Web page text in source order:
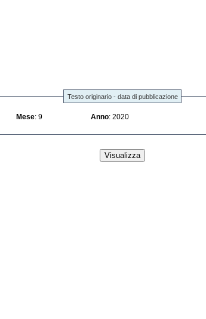
Testo originario - data di pubblicazione
Mese : 9 Anno : 2020